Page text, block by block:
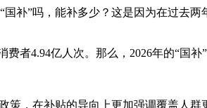
”吗，能补多少？这是因为在过去两
4.94亿人次。那么，2026年的“国补
，在补贴的导向上更加强调覆盖人